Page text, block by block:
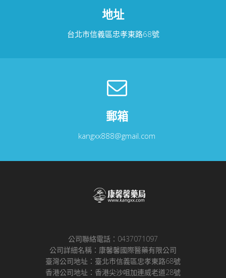
地址
台北市信義區忠孝東路68號
郵箱
kangxx888@gmail.com
公司聯絡電話：0437071097
公司詳細名稱：康馨馨國際醫藥有限公司
臺灣公司地址：臺北市信義區忠孝東路68號
香港公司地址：香港尖沙咀加連威老道28號